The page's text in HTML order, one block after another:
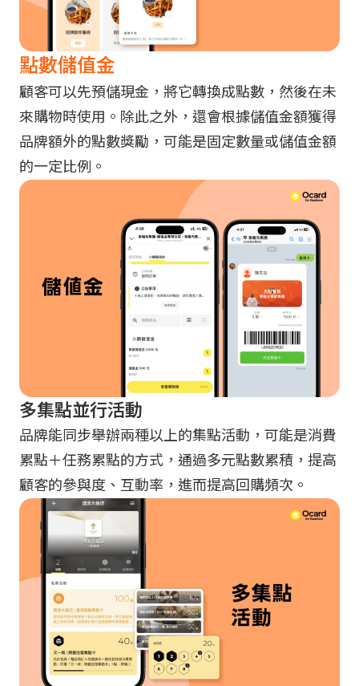
點數儲值金
顧客可以先預儲現金，將它轉換成點數，然後在未
來購物時使用。除此之外，還會根據儲值金額獲得
品牌額外的點數獎勵，可能是固定數量或儲值金額
的一定比例。
多集點並行活動
品牌能同步舉辦兩種以上的集點活動，可能是消費
累點＋任務累點的方式，通過多元點數累積，提高
顧客的參與度、互動率，進而提高回購頻次。